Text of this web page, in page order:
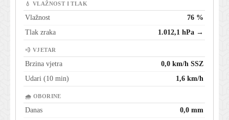
💧 VLAŽNOST I TLAK
Vlažnost
76 %
Tlak zraka
1.012,1 hPa →
💨 VJETAR
Brzina vjetra
0,0 km/h SSZ
Udari (10 min)
1,6 km/h
🌧 OBORINE
Danas
0,0 mm